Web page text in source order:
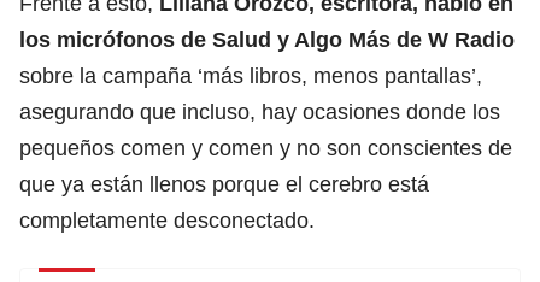
los micrófonos de Salud y Algo Más de W Radio
sobre la campaña ‘más libros, menos pantallas’,
asegurando que incluso, hay ocasiones donde los
pequeños comen y comen y no son conscientes de
que ya están llenos porque el cerebro está
completamente desconectado.